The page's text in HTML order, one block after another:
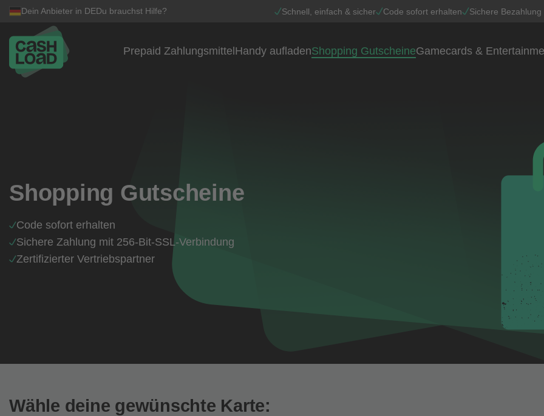
Dein Anbieter in DEDu brauchst Hilfe? Schnell, einfach & sicher Code sofort erhalten Sichere Bezahlung
Prepaid Zahlungsmittel Handy aufladenShopping GutscheineGamecards &
Shopping Gutscheine
Code sofort erhalten
Sichere Zahlung mit 256-Bit-SSL-Verbindung
Zertifizierter Vertriebspartner
Wähle deine gewünschte Karte: